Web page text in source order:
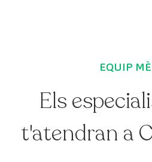
EQUIP
Els
t'atendran a